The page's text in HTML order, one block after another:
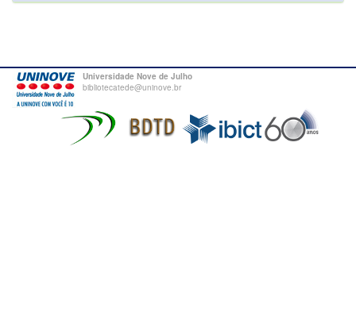
Universidade Nove de Julho
bibliotecatede@uninove.br